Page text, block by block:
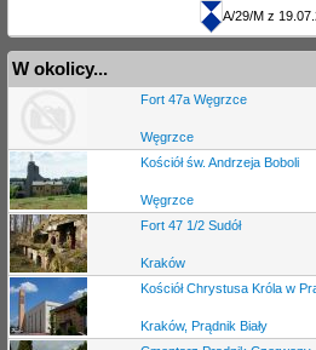
A/29/M z
W okolicy...
Fort 47a Węgrzce
Węgrzce
Kościół św. Andrzeja Boboli
Węgrzce
Fort 47 1/2 Sudół
Kraków
Kościół Chrystusa Króla w
Kraków, Prądnik Biały